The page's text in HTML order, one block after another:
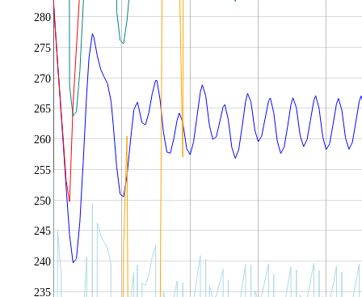
235
240
245
250
255
260
265
270
275
280